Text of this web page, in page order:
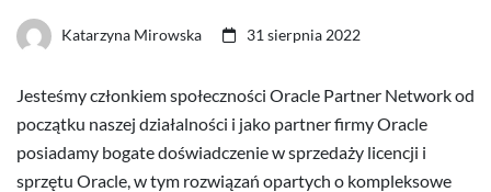
Katarzyna Mirowska 31 sierpnia 2022
Jesteśmy członkiem społeczności Oracle Partner Network od
początku naszej działalności i jako partner firmy Oracle
posiadamy bogate doświadczenie w sprzedaży licencji i
sprzętu Oracle, w tym rozwiązań opartych o kompleksowe